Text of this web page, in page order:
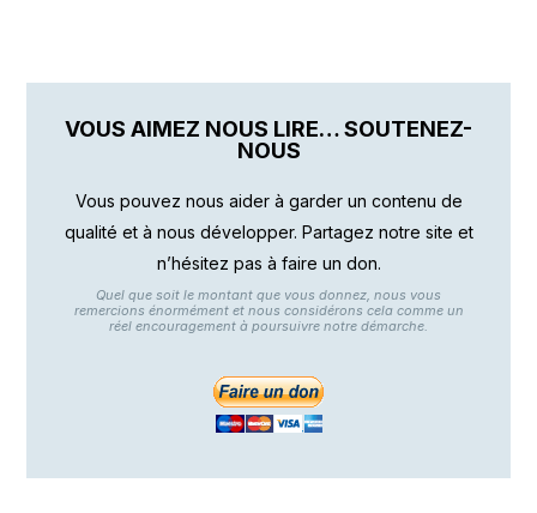
VOUS AIMEZ NOUS LIRE… SOUTENEZ-
NOUS
Vous pouvez nous aider à garder un contenu de
qualité et à nous développer. Partagez notre site et
n’hésitez pas à faire un don.
Quel que soit le montant que vous donnez, nous vous
remercions énormément et nous considérons cela comme un
réel encouragement à poursuivre notre démarche.